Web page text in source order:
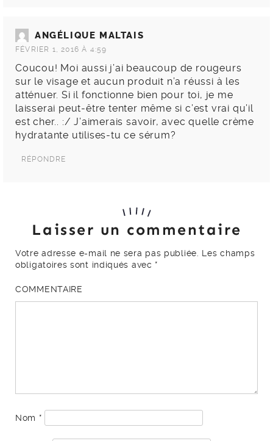
ANGÉLIQUE MALTAIS
FÉVRIER 1, 2016 À 4:59
Coucou! Moi aussi j’ai beaucoup de rougeurs
sur le visage et aucun produit n’a réussi à les
atténuer. Si il fonctionne bien pour toi, je me
laisserai peut-être tenter même si c’est vrai qu’il
est cher.. :/ J’aimerais savoir, avec quelle crème
hydratante utilises-tu ce sérum?
RÉPONDRE
Laisser un commentaire
Votre adresse e-mail ne sera pas publiée. Les champs
obligatoires sont indiqués avec *
COMMENTAIRE
Nom *